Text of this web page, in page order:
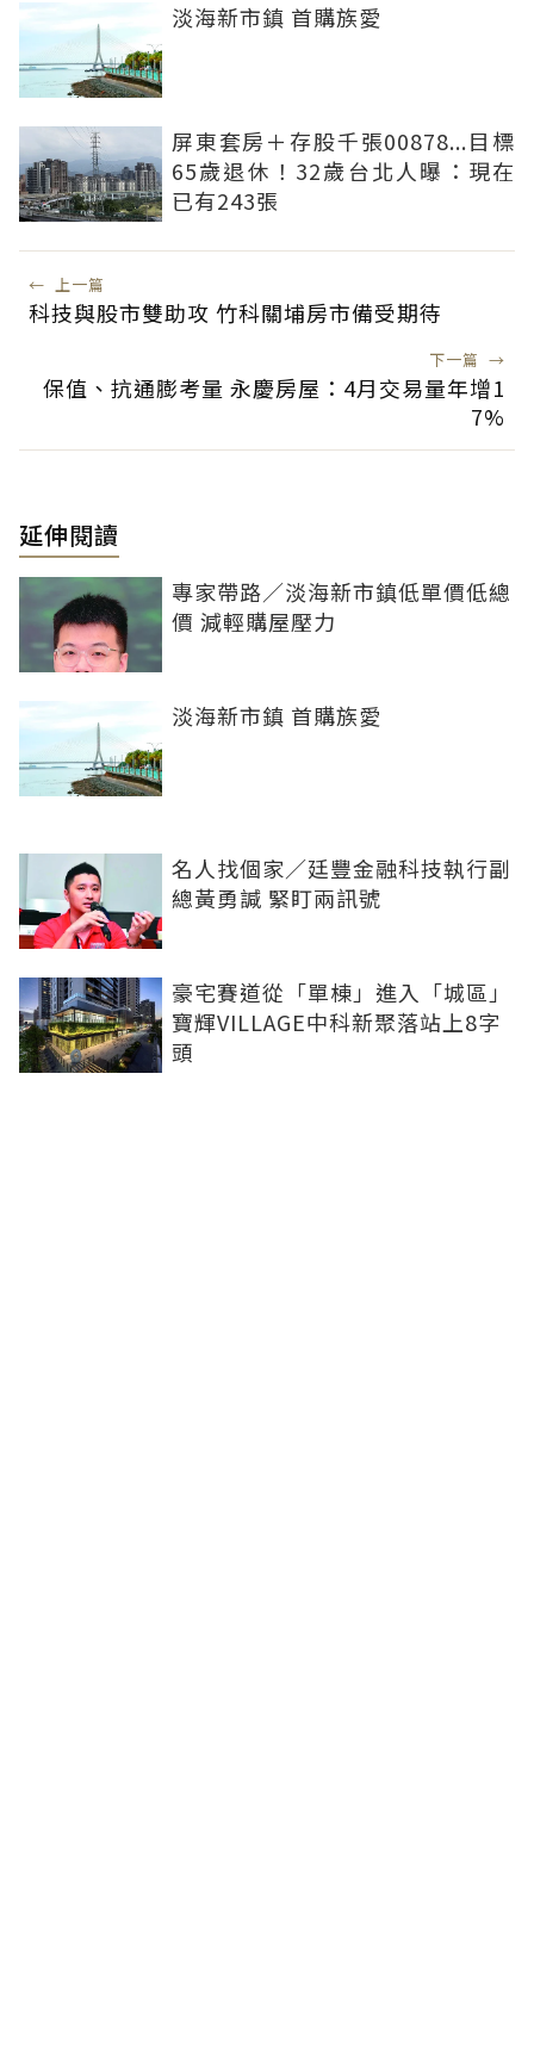
淡海新市鎮 首購族愛
屏東套房＋存股千張00878...目標
65歲退休！32歲台北人曝：現在
已有243張
← 上一篇
科技與股市雙助攻 竹科關埔房市備受期待
下一篇 →
保值、抗通膨考量 永慶房屋：4月交易量年增1
7%
延伸閱讀
專家帶路／淡海新市鎮低單價低總
價 減輕購屋壓力
淡海新市鎮 首購族愛
名人找個家／廷豐金融科技執行副
總黃勇諴 緊盯兩訊號
豪宅賽道從「單棟」進入「城區」
寶輝VILLAGE中科新聚落站上8字
頭